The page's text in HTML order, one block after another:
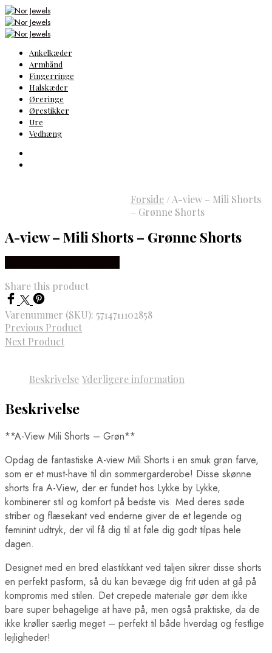
Ankelkæder
Armbånd
Fingerringe
Halskæder
Øreringe
Ørestikker
Ure
Vedhæng
Forside / A-view – Mili Shorts
– Grønne Shorts
A-view – Mili Shorts – Grønne Shorts
Share this product
Varenummer (SKU): 5714711102858
Previous Product
Next Product
Beskrivelse Yderligere information
Beskrivelse
**A-View Mili Shorts – Grøn**
Opdag de fantastiske A-view Mili Shorts i en smuk grøn farve,
som er et must-have til din sommergarderobe! Disse skønne
shorts fra A-View, der er fundet hos Lykke by Lykke,
kombinerer stil og komfort på bedste vis. Med deres søde
striber og flæsekant ved enderne giver de et legende og
feminint udtryk, der vil få dig til at føle dig godt tilpas hele
dagen.
Designet med en bred elastikkant ved taljen sikrer disse shorts
en perfekt pasform, så du kan bevæge dig frit uden at gå på
kompromis med stilen. Det crepede materiale gør dem ikke
bare super behagelige at have på, men også praktiske, da de
ikke krøller særlig meget – perfekt til både hverdag og festlige
lejligheder!